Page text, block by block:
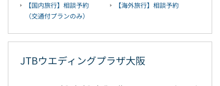
【国内旅行】相談予約
（交通付プランのみ）
【海外旅行】相談予約
JTBウエディングプラザ大阪